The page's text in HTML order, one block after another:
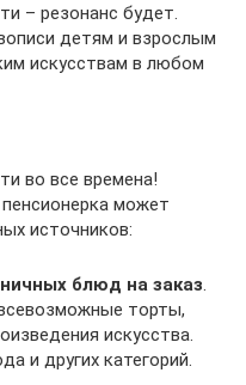
– резонанс будет.
детям и взрослым
искусствам в любом
во все времена!
может
источников:
блюд на заказ.
торты,
искусства.
и других категорий.